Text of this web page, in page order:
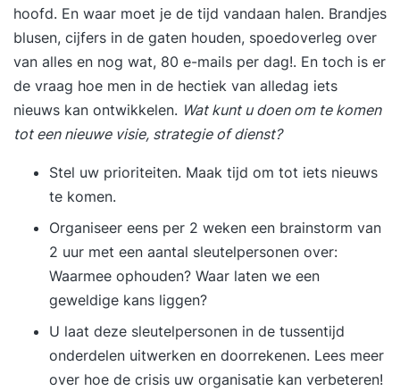
hoofd. En waar moet je de tijd vandaan halen. Brandjes
blusen, cijfers in de gaten houden, spoedoverleg over
van alles en nog wat, 80 e-mails per dag!. En toch is er
de vraag hoe men in de hectiek van alledag iets
nieuws kan ontwikkelen. Wat kunt u doen om te komen
tot een nieuwe visie, strategie of dienst?
Stel uw prioriteiten. Maak tijd om tot iets nieuws
te komen.
Organiseer eens per 2 weken een brainstorm van
2 uur met een aantal sleutelpersonen over:
Waarmee ophouden? Waar laten we een
geweldige kans liggen?
U laat deze sleutelpersonen in de tussentijd
onderdelen uitwerken en doorrekenen. Lees meer
over hoe de crisis uw organisatie kan verbeteren!